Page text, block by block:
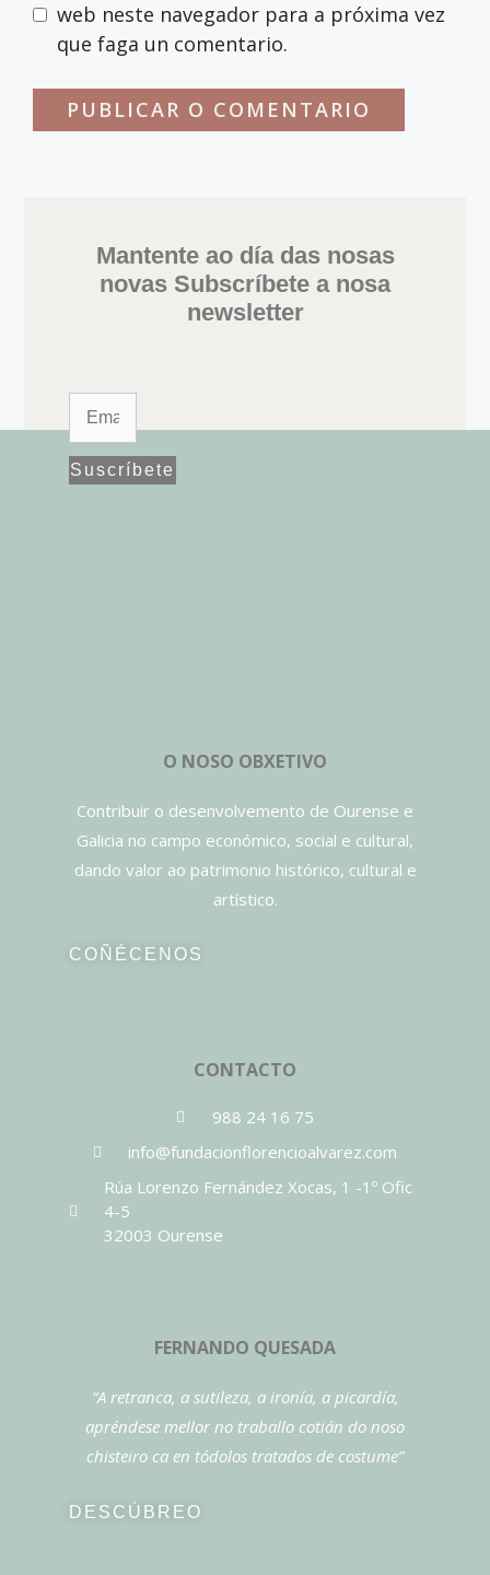
web neste navegador para a próxima vez
que faga un comentario.
Mantente ao día das nosas
novas Subscríbete a nosa
newsletter
Suscríbete
O NOSO OBXETIVO
Contribuir o desenvolvemento de Ourense e
Galicia no campo económico, social e cultural,
dando valor ao patrimonio histórico, cultural e
artístico.
COÑÉCENOS
CONTACTO
988 24 16 75
info@fundacionflorencioalvarez.com
Rúa Lorenzo Fernández Xocas, 1 -1º Ofic
4-5
32003 Ourense
FERNANDO QUESADA
“A retranca, a sutileza, a ironía, a picardía,
apréndese mellor no traballo cotián do noso
chisteiro ca en tódolos tratados de costume”
DESCÚBREO